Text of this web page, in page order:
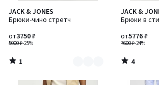
JACK & JONES
Брюки-чино стретч
5000 ₽-25%
от3750 ₽
1
/
Количество
цветов:
1
/
JACK &
Брюки в
7600 ₽-24%
от5776 ₽
4
/
4
/